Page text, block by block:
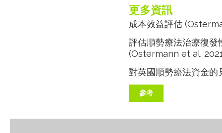
更多資訊
成本效益評估
評估順勢療法治療復
(Ostermann et al.
對英國順勢療法資金的
參考